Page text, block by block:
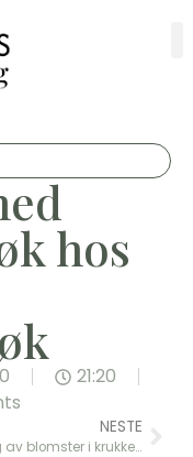
hos
21:20
NESTE
Planting av blomster i krukker, kurver og kar